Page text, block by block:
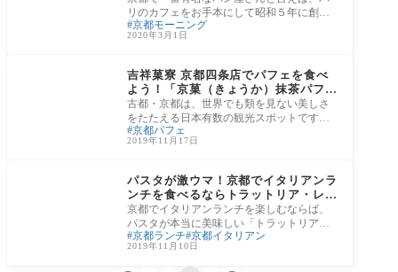
リのカフェをお手本にして昭和５年に創業
した「進々堂（しんしんどう）」です！ 京
都河
京都モーニング
2020年3月1日
吉祥菓寮 京都四条店でパフェを食べ
よう！「京菓（きょうか）抹茶パフ
ェ」【京都パフェ】
古都・京都は、世界でも類を見ない美しさ
をたたえる日本有数の観光スポットです
が、ここ京都にはカップルにオススメのカ
フェやレ
京都パフェ
2019年11月17日
パスタが激ウマ！京都でイタリアンラ
ンチを食べるならトラットリア・レオ
ーネ【京都ランチ】
京都でイタリアンランチを楽しむならば、
パスタが本当に美味しい「トラットリア・
レオーネ（TRATTORIA LEONE）」をオス
スメします！
京都ランチ 京都イタリアン
2019年11月10日